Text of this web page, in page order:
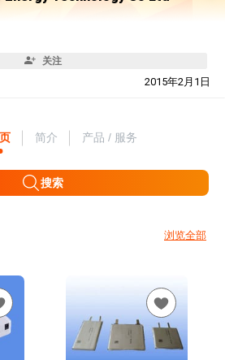
关注
2015年2月1日
简介 产品 / 服务
搜索
浏览全部